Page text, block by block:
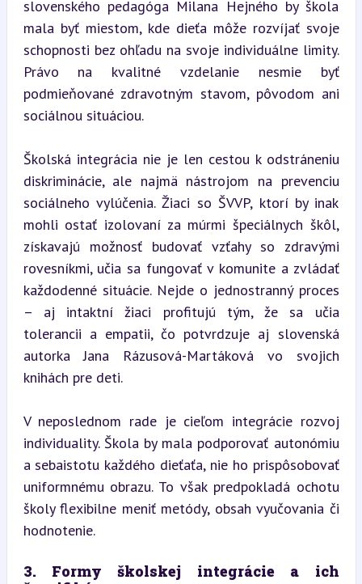
slovenského pedagóga Milana Hejného by škola
mala byť miestom, kde dieťa môže rozvíjať svoje
schopnosti bez ohľadu na svoje individuálne limity.
Právo na kvalitné vzdelanie nesmie byť
podmieňované zdravotným stavom, pôvodom ani
sociálnou situáciou.
Školská integrácia nie je len cestou k odstráneniu
diskriminácie, ale najmä nástrojom na prevenciu
sociálneho vylúčenia. Žiaci so ŠVVP, ktorí by inak
mohli ostať izolovaní za múrmi špeciálnych škôl,
získavajú možnosť budovať vzťahy so zdravými
rovesníkmi, učia sa fungovať v komunite a zvládať
každodenné situácie. Nejde o jednostranný proces
– aj intaktní žiaci profitujú tým, že sa učia
tolerancii a empatii, čo potvrdzuje aj slovenská
autorka Jana Rázusová-Martáková vo svojich
knihách pre deti.
V neposlednom rade je cieľom integrácie rozvoj
individuality. Škola by mala podporovať autonómiu
a sebaistotu každého dieťaťa, nie ho prispôsobovať
uniformnému obrazu. To však predpokladá ochotu
školy flexibilne meniť metódy, obsah vyučovania či
hodnotenie.
3. Formy školskej integrácie a ich